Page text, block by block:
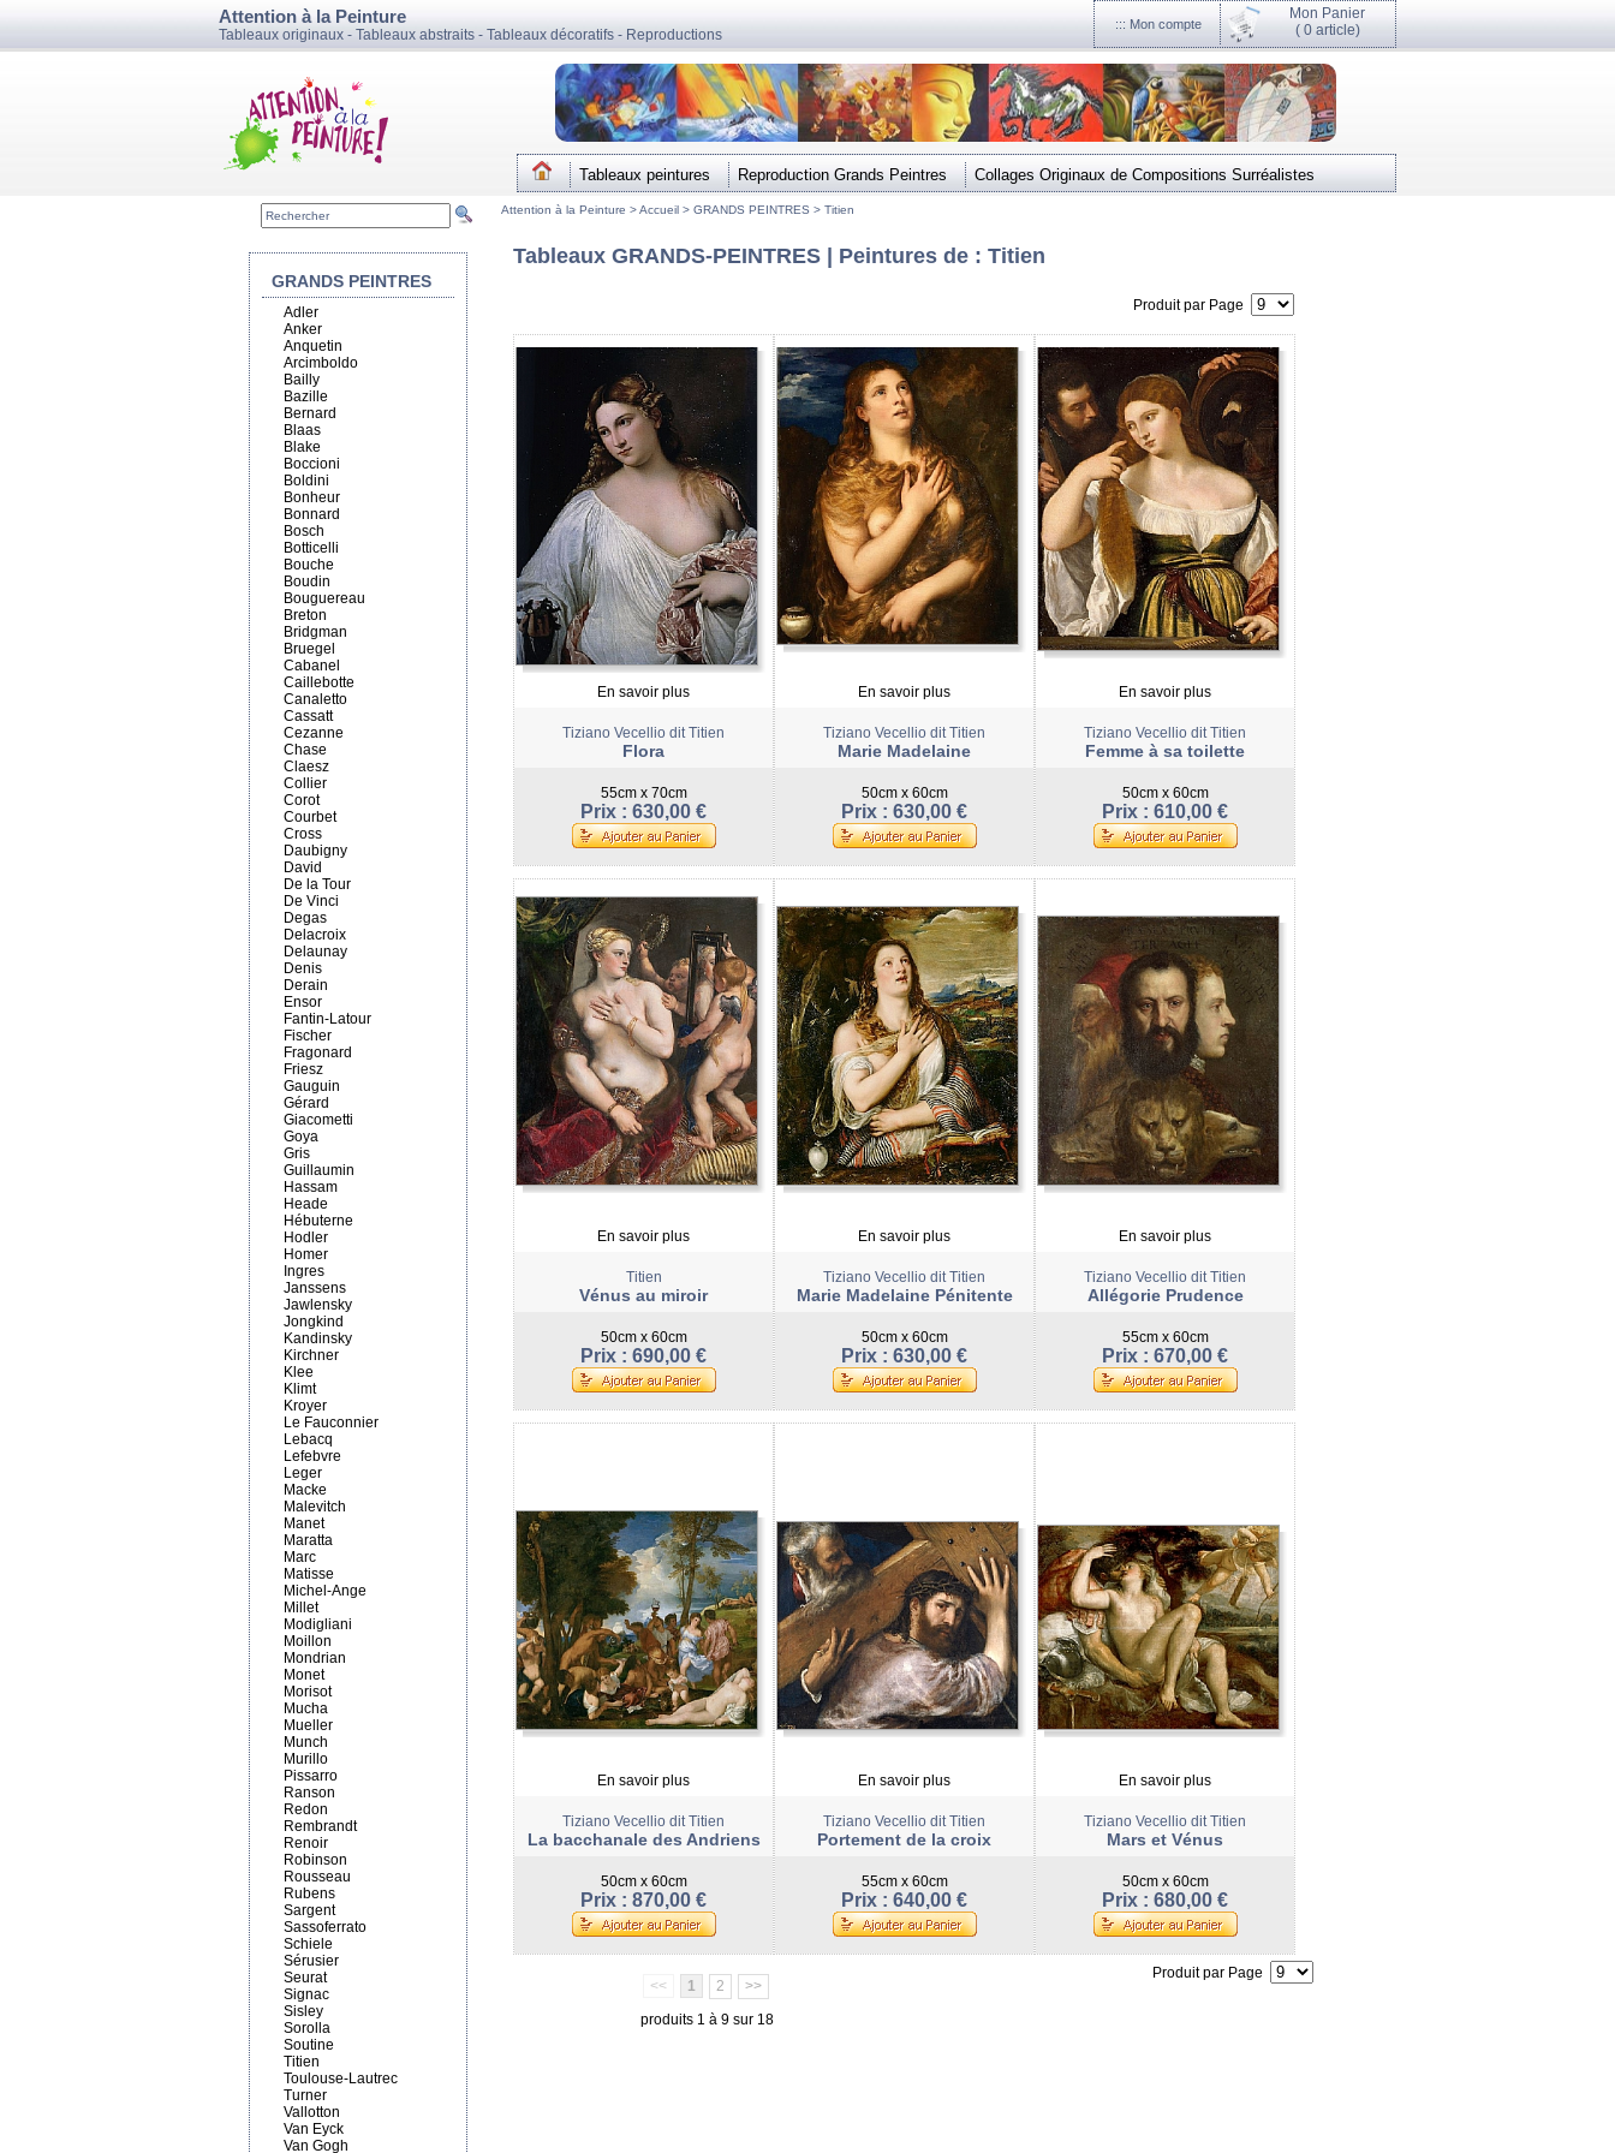
Attention à la Peinture
Tableaux originaux - Tableaux abstraits - Tableaux décoratifs - Reproductions
::: Mon compte
Mon Panier
( 0 article)
Tableaux peintures Reproduction Grands Peintres Collages Originaux de Compositions Surréalistes
Attention à la Peinture >Accueil > GRANDS PEINTRES > Titien
Tableaux GRANDS-PEINTRES | Peintures de : Titien
Produit par Page
En savoir plus
Tiziano Vecellio dit Titien
Flora
55cm x 70cm
Prix : 630,00 €
En savoir plus
Tiziano Vecellio dit Titien
Marie Madelaine
50cm x 60cm
Prix : 630,00 €
En savoir plus
Tiziano Vecellio dit Titien
Femme à sa toilette
50cm x 60cm
Prix : 610,00 €
En savoir plus
Titien
Vénus au miroir
50cm x 60cm
Prix : 690,00 €
En savoir plus
Tiziano Vecellio dit Titien
Marie Madelaine Pénitente
50cm x 60cm
Prix : 630,00 €
En savoir plus
Tiziano Vecellio dit Titien
Allégorie Prudence
55cm x 60cm
Prix : 670,00 €
En savoir plus
Tiziano Vecellio dit Titien
La bacchanale des Andriens
50cm x 60cm
Prix : 870,00 €
En savoir plus
Tiziano Vecellio dit Titien
Portement de la croix
55cm x 60cm
Prix : 640,00 €
En savoir plus
Tiziano Vecellio dit Titien
Mars et Vénus
50cm x 60cm
Prix : 680,00 €
<< 1 2
>>
produits 1 à 9 sur 18
Produit par Page
GRANDS PEINTRES
Adler
Anker
Anquetin
Arcimboldo
Bailly
Bazille
Bernard
Blaas
Blake
Boccioni
Boldini
Bonheur
Bonnard
Bosch
Botticelli
Bouche
Boudin
Bouguereau
Breton
Bridgman
Bruegel
Cabanel
Caillebotte
Canaletto
Cassatt
Cezanne
Chase
Claesz
Collier
Corot
Courbet
Cross
Daubigny
David
De la Tour
De Vinci
Degas
Delacroix
Delaunay
Denis
Derain
Ensor
Fantin-Latour
Fischer
Fragonard
Friesz
Gauguin
Gérard
Giacometti
Goya
Gris
Guillaumin
Hassam
Heade
Hébuterne
Hodler
Homer
Ingres
Janssens
Jawlensky
Jongkind
Kandinsky
Kirchner
Klee
Klimt
Kroyer
Le Fauconnier
Lebacq
Lefebvre
Leger
Macke
Malevitch
Manet
Maratta
Marc
Matisse
Michel-Ange
Millet
Modigliani
Moillon
Mondrian
Monet
Morisot
Mucha
Mueller
Munch
Murillo
Pissarro
Ranson
Redon
Rembrandt
Renoir
Robinson
Rousseau
Rubens
Sargent
Sassoferrato
Schiele
Sérusier
Seurat
Signac
Sisley
Sorolla
Soutine
Titien
Toulouse-Lautrec
Turner
Vallotton
Van Eyck
Van Gogh